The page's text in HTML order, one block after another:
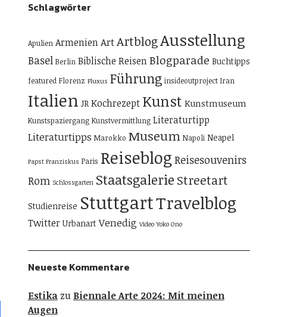
Schlagwörter
Apulien ArmenienArtArtblogAusstellung
Basel Berlin Biblische ReisenBlogparade Buchtipps
featured Florenz Fluxus Führung insideoutproject Iran
Italien JR Kochrezept Kunst Kunstmuseum
Kunstspaziergang Kunstvermittlung Literaturtipp
Literaturtipps Marokko Museum Napoli Neapel
Papst Franziskus Paris Reiseblog Reisesouvenirs
Rom Schlossgarten Staatsgalerie Streetart
Studienreise StuttgartTravelblog
Twitter Urbanart Venedig Video Yoko Ono
Neueste Kommentare
Estikazu Biennale Arte 2024: Mit meinen
Augen